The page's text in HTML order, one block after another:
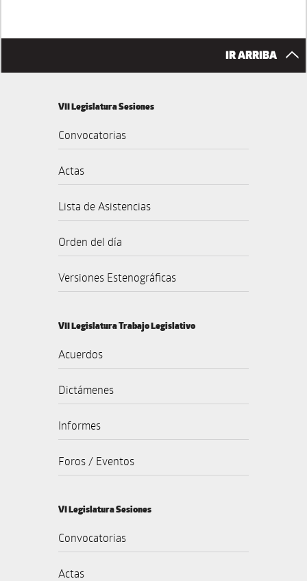
IR ARRIBA
VII Legislatura Sesiones
Convocatorias
Actas
Lista de Asistencias
Orden del día
Versiones Estenográficas
VII Legislatura Trabajo Legislativo
Acuerdos
Dictámenes
Informes
Foros / Eventos
VI Legislatura Sesiones
Convocatorias
Actas